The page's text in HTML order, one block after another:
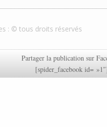
: © tous droits réservés
Partager la publication sur
[spider_facebook id=